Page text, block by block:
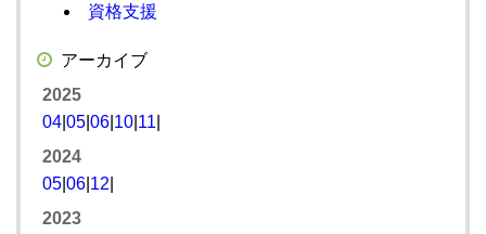
資格支援
アーカイブ
2025
04 05 06 10 11
2024
05 06 12
2023